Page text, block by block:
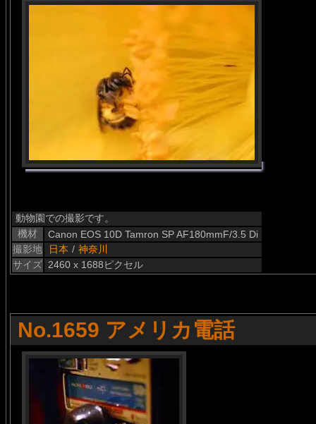
動物園での撮影です。
機材
Canon EOS 10D Tamron SP AF180mmF/3.5 Di
撮影地
日本 / 神奈川
サイズ 2460 x 1688ピクセル
No.1659 アメリカ電話